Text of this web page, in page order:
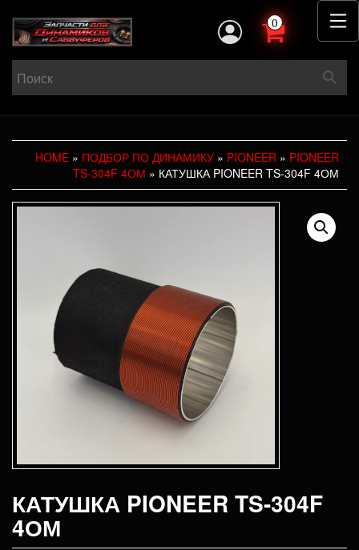
0
HOME » ПОДБОР ПО ДИНАМИКУ » PIONEER » PIONEER
TS-304F 4ОМ » КАТУШКА PIONEER TS-304F 4ОМ
КАТУШКА PIONEER TS-304F
4ОМ